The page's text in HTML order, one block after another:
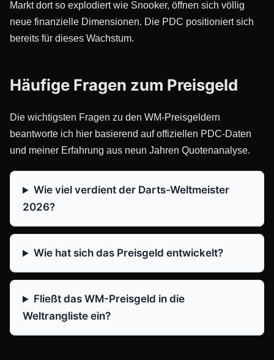
Markt dort so explodiert wie Snooker, öffnen sich völlig
neue finanzielle Dimensionen. Die PDC positioniert sich
bereits für dieses Wachstum.
Häufige Fragen zum Preisgeld
Die wichtigsten Fragen zu den WM-Preisgeldern
beantworte ich hier basierend auf offiziellen PDC-Daten
und meiner Erfahrung aus neun Jahren Quotenanalyse.
Wie viel verdient der Darts-Weltmeister
2026?
Wie hat sich das Preisgeld entwickelt?
Fließt das WM-Preisgeld in die
Weltrangliste ein?